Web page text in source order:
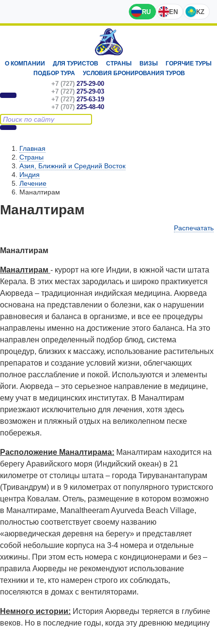
RU EN KZ
О КОМПАНИИ ДЛЯ ТУРИСТОВ СТРАНЫ ВИЗЫ
ГОРЯЧИЕ ТУРЫ
ПОДБОР ТУРА
УСЛОВИЯ БРОНИРОВАНИЯ ТУРОВ
+7 (727) 275-29-00
+7 (727) 275-29-03
+7 (727) 275-63-19
+7 (707) 225-48-40
Главная
Страны
Азия, Ближний и Средний Восток
Индия
Лечение
Маналтирам
Маналтирам
Распечатать
Маналтирам
Маналтирам - курорт на юге Индии, в южной части штата
Керала. В этих местах зародилась и широко практикуется
Аюрведа – традиционная индийская медицина. Аюрведа
основана на представлении о болезни, как о нарушении
равновесия и баланса в организме, и все ее процедуры
направлены именно на достижение этого баланса. На это
направлен определенный подбор блюд, система
процедур, близких к массажу, использование растительных
препаратов и создание условий жизни, облегчающих
полное расслабление и покой. Используются и элементы
йоги. Аюрведа – это серьезное направление в медицине,
ему учат в медицинских институтах. В Маналтирам
приезжают исключительно для лечения, хотя здесь
возможен и пляжный отдых на великолепном песке
побережья.
Расположение Маналтирама: Маналтирам находится на
берегу Аравийского моря (Индийский океан) в 21
километре от столицы штата – города Тируванантапурам
(Тривандрум) и в 9 километрах от популярного туристского
центра Ковалам. Отель, размещение в котором возможно
в Маналтираме, Manaltheeram Ayurveda Beach Village,
полностью соответствует своему названию
«аюрведическая деревня на берегу» и представляет
собой небольшие корпуса на 3-4 номера и отдельные
хижины. При этом есть номера с кондиционерами и без –
правила Аюрведы не рекомендуют использование
техники и те, кто намерен строго их соблюдать,
поселяются в домах с вентиляторами.
Немного истории: История Аюрведы теряется в глубине
веков. Но в последние годы, когда эту древнюю медицину